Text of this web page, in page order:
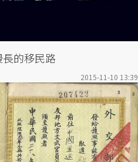
的移民路
2015-11-10 13:39